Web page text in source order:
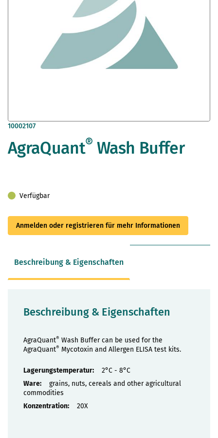
Zum
der
Bildergalerie
10002107
AgraQuant® Wash Buffer
Verfügbar
Anmelden oder registrieren für mehr Informationen
Beschreibung & Eigenschaften
Beschreibung & Eigenschaften
AgraQuant® Wash Buffer can be used for the
AgraQuant® Mycotoxin and Allergen ELISA test kits.
Eigenschaften
2°C - 8°C
grains, nuts, cereals and other agricultural
commodities
20X